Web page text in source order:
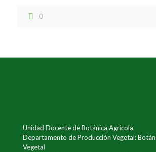
0
Unidad Docente de Botánica Agrícola
Departamento de Producción Vegetal:
Vegetal